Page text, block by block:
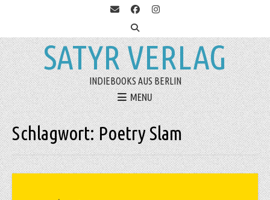
SATYR VERLAG
INDIEBOOKS AUS BERLIN
MENU
Schlagwort:Poetry Slam